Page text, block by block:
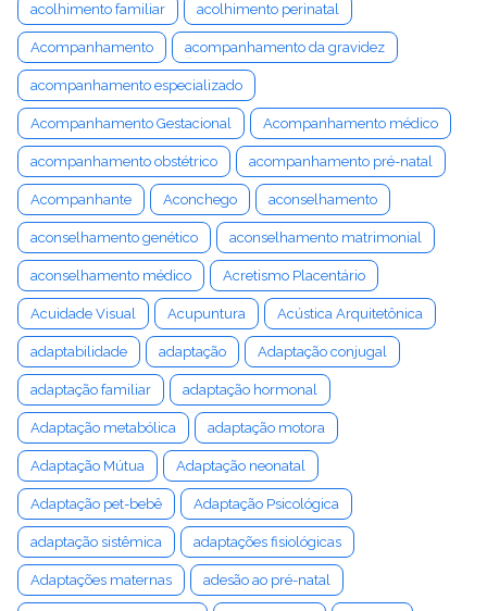
acolhimento familiar acolhimento perinatal
Acompanhamento acompanhamento da gravidez
acompanhamento especializado
Acompanhamento Gestacional Acompanhamento médico
acompanhamento obstétrico acompanhamento pré-natal
Acompanhante Aconchego aconselhamento
aconselhamento genético aconselhamento matrimonial
aconselhamento médico Acretismo Placentário
Acuidade Visual Acupuntura Acústica Arquitetônica
adaptabilidade adaptação Adaptação conjugal
adaptação familiar adaptação hormonal
Adaptação metabólica adaptação motora
Adaptação Mútua Adaptação neonatal
Adaptação pet-bebê Adaptação Psicológica
adaptação sistêmica adaptações fisiológicas
Adaptações maternas adesão ao pré-natal